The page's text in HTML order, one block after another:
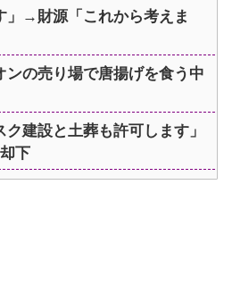
」→財源「これから考えま
ンの売り場で唐揚げを食う中
ク建設と土葬も許可します」
下